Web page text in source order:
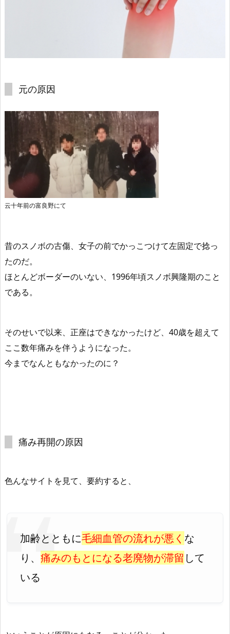
元の原因
云十年前の富良野にて
昔のスノボの古傷、女子の前でかっこつけて左固定で捻っ
たのだ。
ほとんどボーダーのいない、1996年頃スノボ興隆期のこと
である。
そのせいで以来、正座はできなかったけど、40歳を超えて
ここ数年痛みを伴うようになった。
今までなんともなかったのに？
痛み再開の原因
色んなサイトを見て、要約すると、
加齢とともに毛細血管の流れが悪く な
り、 痛みのもとになる老廃物が滞留 して
いる